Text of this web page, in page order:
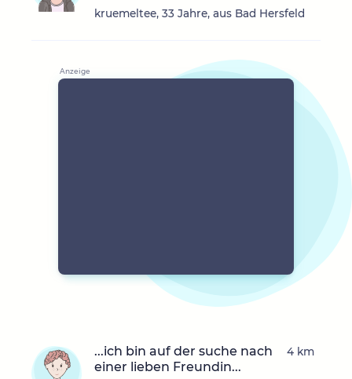
kruemeltee, 33 Jahre, aus Bad Hersfeld
...ich bin auf der suche nach
einer lieben Freundin...
4 km